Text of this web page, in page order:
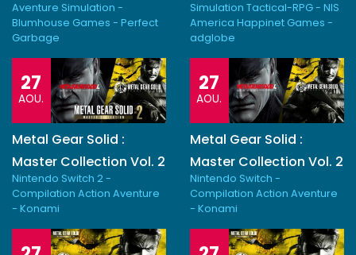
Aventure Simulation -
Blumhouse Games - Perfect
Garbage
Simulation Tactical-RPG - NIS
America Happinet Games -
adglobe
27
AOU.
Metal Gear Solid :
Master Collection Vol. 2
Nintendo Switch 2 -
Compilation Action Aventure
- Konami
27
AOU.
Metal Gear Solid :
Master Collection Vol. 2
Nintendo Switch -
Compilation Action Aventure
- Konami